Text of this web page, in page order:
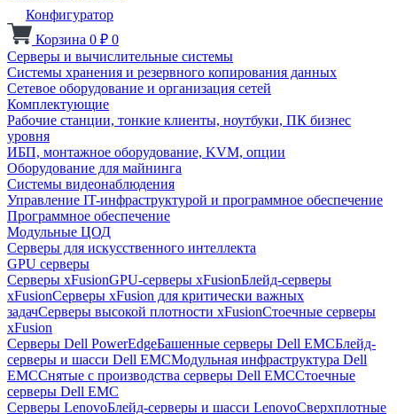
Конфигуратор
Корзина 0 ₽ 0
Серверы и вычислительные системы
Системы хранения и резервного копирования данных
Сетевое оборудование и организация сетей
Комплектующие
Рабочие станции, тонкие клиенты, ноутбуки, ПК бизнес
уровня
ИБП, монтажное оборудование, KVM, опции
Оборудование для майнинга
Системы видеонаблюдения
Управление IT-инфраструктурой и программное обеспечение
Программное обеспечение
Модульные ЦОД
Серверы для искусственного интеллекта
GPU серверы
Серверы xFusionGPU-серверы xFusionБлейд-серверы
xFusionСерверы xFusion для критически важных
задачСерверы высокой плотности xFusionСтоечные серверы
xFusion
Серверы Dell PowerEdgeБашенные серверы Dell EMCБлейд-
серверы и шасси Dell EMCМодульная инфраструктура Dell
EMCСнятые с производства серверы Dell EMCСтоечные
серверы Dell EMC
Серверы LenovoБлейд-серверы и шасси LenovoСверхплотные